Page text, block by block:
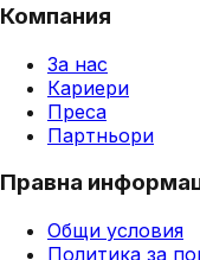
Компания
За нас
Кариери
Преса
Партньори
Правна
Общи условия
Политика за